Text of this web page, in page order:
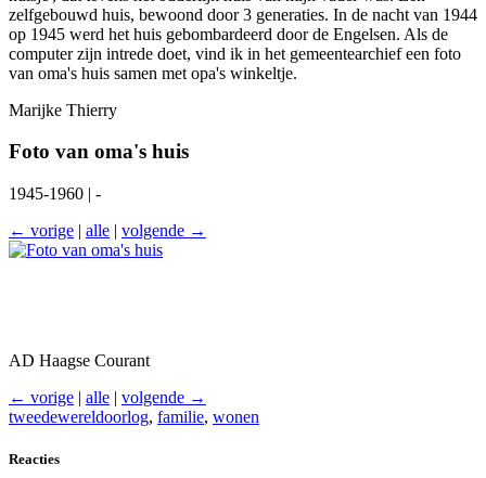
zelfgebouwd huis, bewoond door 3 generaties. In de nacht van 1944
op 1945 werd het huis gebombardeerd door de Engelsen. Als de
computer zijn intrede doet, vind ik in het gemeentearchief een foto
van oma's huis samen met opa's winkeltje.
Marijke Thierry
Foto van oma's huis
1945-1960 | -
← vorige | alle | volgende →
AD Haagse Courant
← vorige | alle | volgende →
tweedewereldoorlog, familie, wonen
Reacties